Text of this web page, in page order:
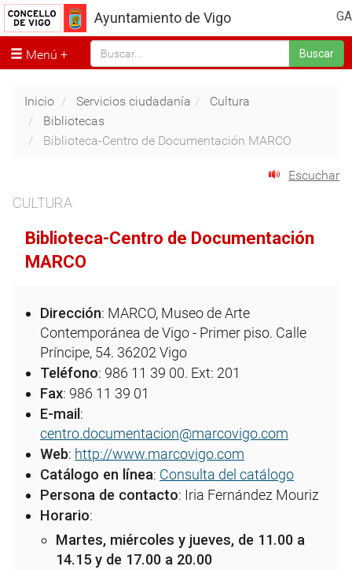
GA
Ayuntamiento de Vigo
Menú Buscar
Inicio Servicios ciudadanía
Cultura
Bibliotecas
Biblioteca-Centro de Documentación MARCO
Escuchar
CULTURA
Biblioteca-Centro de Documentación
MARCO
Dirección: MARCO, Museo de Arte
Contemporánea de Vigo - Primer piso. Calle
Príncipe, 54. 36202 Vigo
Teléfono: 986 11 39 00. Ext: 201
Fax: 986 11 39 01
E-mail:
centro.documentacion@marcovigo.com
Web: http://www.marcovigo.com
Catálogo en línea: Consulta del catálogo
Persona de contacto: Iria Fernández Mouriz
Horario:
Martes, miércoles y jueves, de 11.00 a
14.15 y de 17.00 a 20.00